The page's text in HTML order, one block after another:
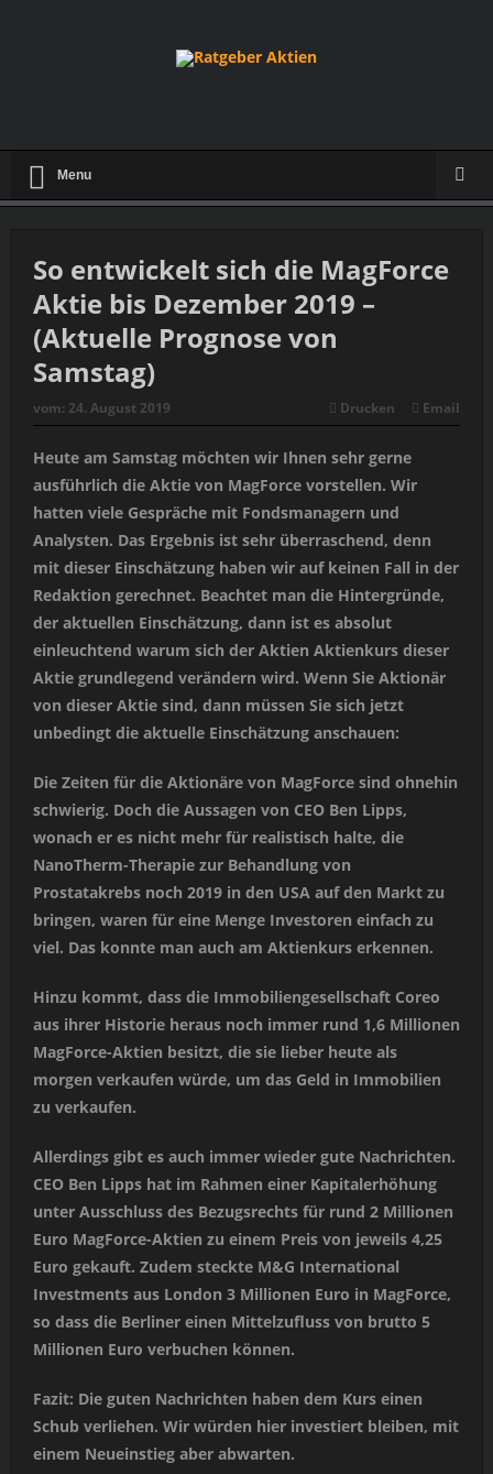
Menu
So entwickelt sich die MagForce
Aktie bis Dezember 2019 –
(Aktuelle Prognose von
Samstag)
vom: 24. August 2019 Drucken Email
Heute am Samstag möchten wir Ihnen sehr gerne
ausführlich die Aktie von MagForce vorstellen. Wir
hatten viele Gespräche mit Fondsmanagern und
Analysten. Das Ergebnis ist sehr überraschend, denn
mit dieser Einschätzung haben wir auf keinen Fall in der
Redaktion gerechnet. Beachtet man die Hintergründe,
der aktuellen Einschätzung, dann ist es absolut
einleuchtend warum sich der Aktien Aktienkurs dieser
Aktie grundlegend verändern wird. Wenn Sie Aktionär
von dieser Aktie sind, dann müssen Sie sich jetzt
unbedingt die aktuelle Einschätzung anschauen:
Die Zeiten für die Aktionäre von MagForce sind ohnehin
schwierig. Doch die Aussagen von CEO Ben Lipps,
wonach er es nicht mehr für realistisch halte, die
NanoTherm-Therapie zur Behandlung von
Prostatakrebs noch 2019 in den USA auf den Markt zu
bringen, waren für eine Menge Investoren einfach zu
viel. Das konnte man auch am Aktienkurs erkennen.
Hinzu kommt, dass die Immobiliengesellschaft Coreo
aus ihrer Historie heraus noch immer rund 1,6 Millionen
MagForce-Aktien besitzt, die sie lieber heute als
morgen verkaufen würde, um das Geld in Immobilien
zu verkaufen.
Allerdings gibt es auch immer wieder gute Nachrichten.
CEO Ben Lipps hat im Rahmen einer Kapitalerhöhung
unter Ausschluss des Bezugsrechts für rund 2 Millionen
Euro MagForce-Aktien zu einem Preis von jeweils 4,25
Euro gekauft. Zudem steckte M&G International
Investments aus London 3 Millionen Euro in MagForce,
so dass die Berliner einen Mittelzufluss von brutto 5
Millionen Euro verbuchen können.
Fazit: Die guten Nachrichten haben dem Kurs einen
Schub verliehen. Wir würden hier investiert bleiben, mit
einem Neueinstieg aber abwarten.